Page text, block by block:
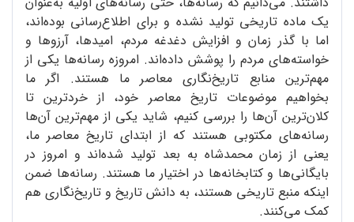
یک ماده تاریخی تولید نشده و برای اطلاع‌رسانی بوده‌اند،
اما با گذر زمان و افزایش دغدغه مردم، امیدها، آرزوها و
خواسته‌های مردم را پوشش داده‌اند. امروزه رسانه‌ها یکی از
مهم‌ترین منابع تاریخ‌نگاری معاصر ما هستند. اگر ما
بخواهیم موضوعات تاریخ معاصر خود، از خردترین تا
کلان‌ترین آن‌ها را بررسی کنیم، شاید یکی از مهم‌ترین آن‌ها
رسانه‌های مکتوبی هستند که از ابتدای تاریخ معاصر ما،
یعنی از زمان محمدشاه به بعد تولید شده‌اند و امروز در
بایگانی‌ها و کتابخانه‌ها در اختیار ما هستند. رسانه‌ها ضمن
اینکه منبع تاریخی هستند، به دانش تاریخ و تاریخ‌نگاری هم
کمک می‌کنند.